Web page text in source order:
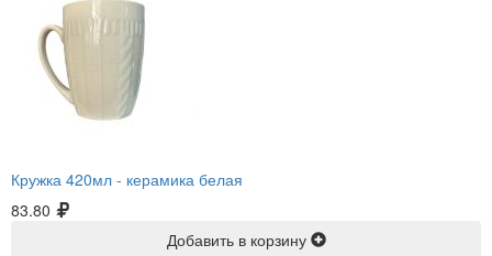
Кружка 420мл - керамика белая
83.80
Добавить в корзину